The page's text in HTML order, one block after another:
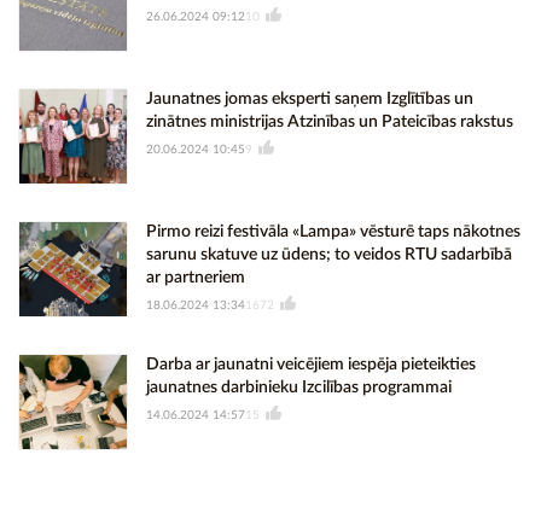
26.06.2024 09:12 10
Jaunatnes jomas eksperti saņem Izglītības un
zinātnes ministrijas Atzinības un Pateicības rakstus
20.06.2024 10:45 9
Pirmo reizi festivāla «Lampa» vēsturē taps nākotnes
sarunu skatuve uz ūdens; to veidos RTU sadarbībā
ar partneriem
18.06.2024 13:341672
Darba ar jaunatni veicējiem iespēja pieteikties
jaunatnes darbinieku Izcilības programmai
14.06.2024 14:5715